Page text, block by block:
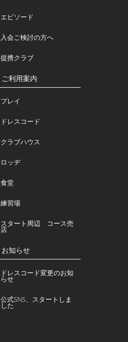
エピソード
入会ご検討の方へ
提携クラブ
ご利用案内
プレイ
ドレスコード
クラブハウス
ロッヂ
食堂
練習場
スタート周辺 コース売
店
お知らせ
ドレスコード変更のお知
らせ
公式SNS、スタートしま
した